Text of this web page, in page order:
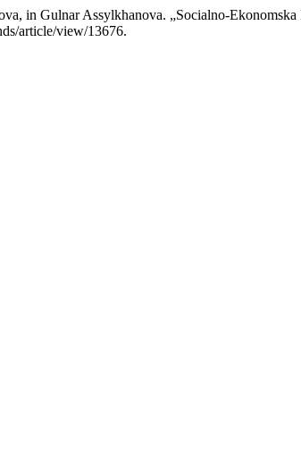
in Gulnar Assylkhanova. „Socialno-
article/view/13676.